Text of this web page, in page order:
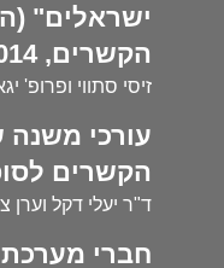
ישראלים"
הקשרים, 2014):
זיסי סתווי ופרופ'
עורכי משנה
הקשרים
ד"ר יעלי דקל וערן
חברי